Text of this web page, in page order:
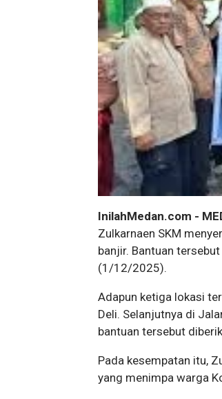
InilahMedan.com -
Zulkarnaen SKM
banjir. Bantuan
(1/12/2025).
Adapun ketiga lokasi
Deli. Selanjutnya di
bantuan tersebut
Pada kesempatan itu,
yang menimpa warga